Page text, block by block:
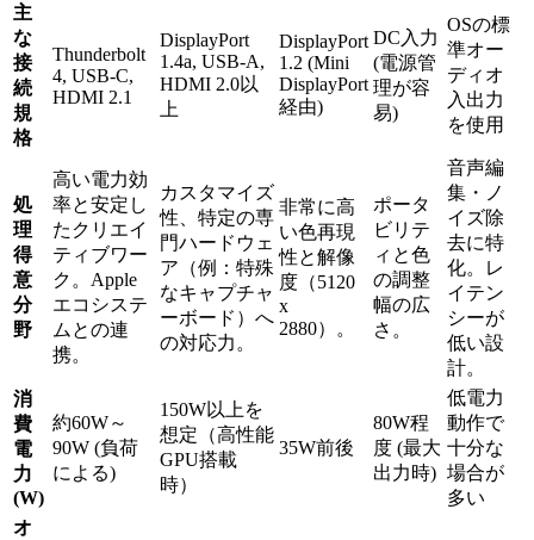
主
な
接
続
規
格
Thunderbolt
4, USB-C,
HDMI 2.1
DisplayPort
1.4a, USB-A,
HDMI 2.0以
上
DisplayPort
1.2 (Mini
DisplayPort
経由)
DC入力
(電源管
理が容
易)
OSの標
準オー
ディオ
入出力
を使用
処
理
得
意
分
野
高い電力効
率と安定し
たクリエイ
ティブワー
ク。Apple
エコシステ
ムとの連
携。
カスタマイズ
性、特定の専
門ハードウェ
ア（例：特殊
なキャプチャ
ーボード）へ
の対応力。
非常に高
い色再現
性と解像
度（5120
x
2880）。
ポータ
ビリテ
ィと色
の調整
幅の広
さ。
音声編
集・ノ
イズ除
去に特
化。レ
イテン
シーが
低い設
計。
消
費
電
力
(W)
約60W～
90W (負荷
による)
150W以上を
想定（高性能
GPU搭載
時）
35W前後
80W程
度 (最大
出力時)
低電力
動作で
十分な
場合が
多い
オ